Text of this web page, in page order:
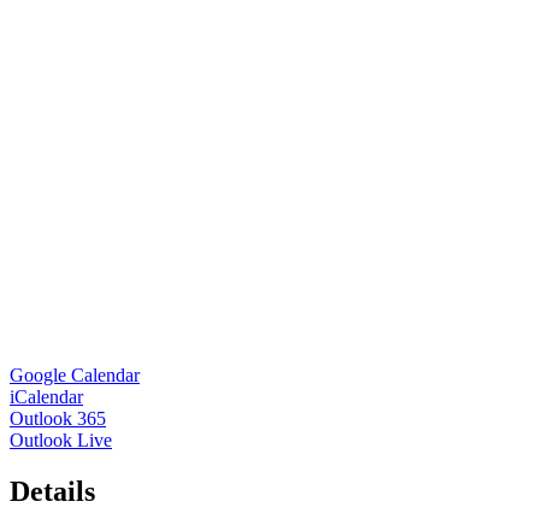
Google Calendar
iCalendar
Outlook 365
Outlook Live
Details